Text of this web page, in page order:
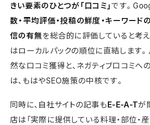
きい要素のひとつが「口コミ」です。
数・平均評価・投稿の鮮度・キーワード
信の有無を総合的に評価していると考
はローカルパックの順位に直結します
然な口コミ獲得と、ネガティブ口コミへ
は、もはやSEO施策の中核です。
同時に、自社サイトの記事もE-E-A-Tが
店は「実際に提供している料理・部位・